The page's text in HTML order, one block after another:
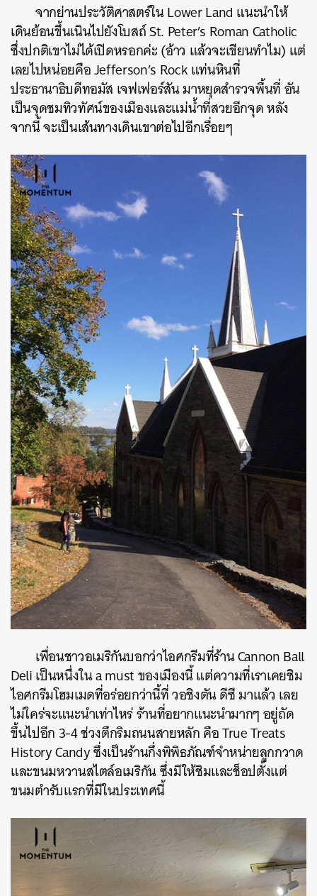
จากย่านประวัติศาสตร์ใน Lower Land แนะนำให้
เดินย้อนขึ้นเนินไปยังโบสถ์ St. Peter’s Roman Catholic
ซึ่งปกติเขาไม่ได้เปิดหรอกค่ะ (อ้าว แล้วจะเขียนทำไม) แต่
เลยไปหน่อยคือ Jefferson’s Rock แท่นหินที่
ประธานาธิบดีทอมัส เจฟเฟอร์สัน มาหยุดสำรวจพื้นที่ อัน
เป็นจุดชมทิวทัศน์ของเมืองและแม่น้ำที่สวยอีกจุด หลัง
จากนี้ จะเป็นเส้นทางเดินเขาต่อไปอีกเรื่อยๆ
เพื่อนชาวอเมริกันบอกว่าไอศกรีมที่ร้าน Cannon Ball
Deli เป็นหนึ่งใน a must ของเมืองนี้ แต่ความที่เราเคยชิม
ไอศกรีมโฮมเมดที่อร่อยกว่านี้ที่ วอชิงตัน ดีซี มาแล้ว เลย
ไม่ใคร่จะแนะนำเท่าไหร่ ร้านที่อยากแนะนำมากๆ อยู่ถัด
ขึ้นไปอีก 3-4 ช่วงตึกริมถนนสายหลัก คือ True Treats
History Candy ซึ่งเป็นร้านกึ่งพิพิธภัณฑ์จำหน่ายลูกกวาด
และขนมหวานสไตล์อเมริกัน ซึ่งมีให้ชิมและช็อปตั้งแต่
ขนมตำรับแรกที่มีในประเทศนี้